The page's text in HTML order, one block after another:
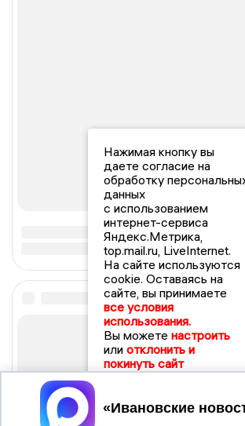
Нажимая кнопку вы
даете согласие на
обработку
данных
с использованием
интернет-сервиса
Яндекс.Метрика,
top.mail.ru, LiveInternet.
На сайте используются
cookie. Оставаясь на
сайте, вы принимаете
все условия
использования.
Вы можете настроить
или отклонить и
покинуть сайт
Принять